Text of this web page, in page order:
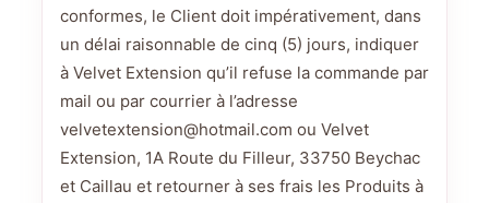
conformes, le Client doit impérativement, dans
un délai raisonnable de cinq (5) jours, indiquer
à Velvet Extension qu’il refuse la commande par
mail ou par courrier à l’adresse
velvetextension@hotmail.com ou Velvet
Extension, 1A Route du Filleur, 33750 Beychac
et Caillau et retourner à ses frais les Produits à